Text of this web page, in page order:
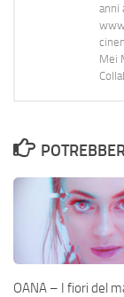
anni
Mei
OANA – I fiori del